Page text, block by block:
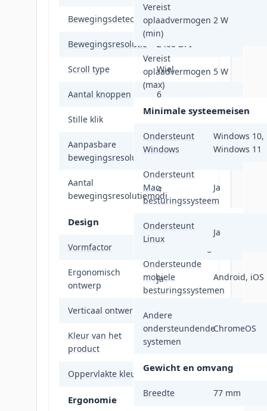
Bewegingsdetectietechnologie
Optisch
Bewegingsresolutie 2400 DPI
Scroll type Wiel
Aantal knoppen 6
Stille klik
Aanpasbare
bewegingsresolutie
Ja
Aantal
bewegingsresolutiemodi
4
Design
Vormfactor Rechtshandig
Ergonomisch
ontwerp
Ja
Verticaal ontwerp Ja
Kleur van het
product
Zwart
Oppervlakte kleur Monochromatisch
Ergonomie
Vereist
oplaadvermogen
(min)
2 W
Vereist
oplaadvermogen
(max)
5 W
Minimale systeemeisen
Ondersteunt
Windows
Windows 10,
Windows 11
Ondersteunt
Mac-
besturingssysteem
Ja
Ondersteunt
Linux
Ja
Ondersteunde
mobiele
besturingssystemen
Android, iOS
Andere
ondersteundende
systemen
ChromeOS
Gewicht en omvang
Breedte 77 mm